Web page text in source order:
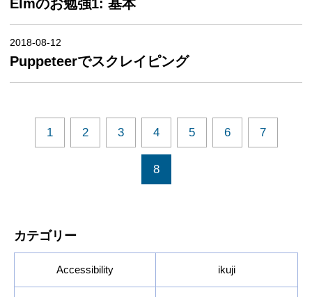
Elmのお勉強1: 基本
Puppeteerでスクレイピング
2018-08-12
1 2 3 4 5 6 7
8
カテゴリー
Accessibility ikuji